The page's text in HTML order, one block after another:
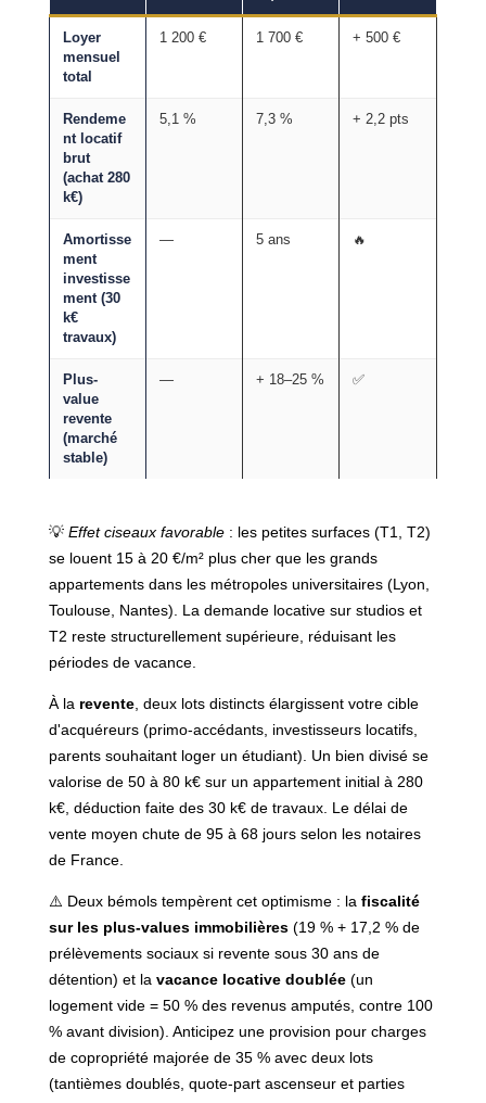
Loyer
mensuel
total
1 200 € 1 700 € + 500 €
Rendeme
nt locatif
brut
(achat 280
k€)
5,1 % 7,3 % + 2,2 pts
Amortisse
ment
investisse
ment (30
k€
travaux)
— 5 ans 🔥
Plus-
value
revente
(marché
stable)
— + 18–25 % ✅
💡 Effet ciseaux favorable: les petites surfaces (T1, T2)
se louent 15 à 20 €/m² plus cher que les grands
appartements dans les métropoles universitaires (Lyon,
Toulouse, Nantes). La demande locative sur studios et
T2 reste structurellement supérieure, réduisant les
périodes de vacance.
À la revente, deux lots distincts élargissent votre cible
d'acquéreurs (primo-accédants, investisseurs locatifs,
parents souhaitant loger un étudiant). Un bien divisé se
valorise de 50 à 80 k€ sur un appartement initial à 280
k€, déduction faite des 30 k€ de travaux. Le délai de
vente moyen chute de 95 à 68 jours selon les notaires
de France.
⚠️ Deux bémols tempèrent cet optimisme : la fiscalité
sur les plus-values immobilières(19 % + 17,2 % de
prélèvements sociaux si revente sous 30 ans de
détention) et la vacance locative doublée(un
logement vide = 50 % des revenus amputés, contre 100
% avant division). Anticipez une provision pour charges
de copropriété majorée de 35 % avec deux lots
(tantièmes doublés, quote-part ascenseur et parties